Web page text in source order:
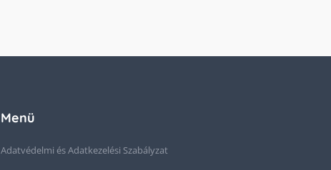
Menü
Adatvédelmi és Adatkezelési Szabályzat